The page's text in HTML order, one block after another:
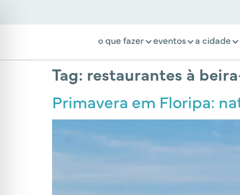
o que fazer eventos a cidade
Tag: restaurantes à
Primavera em Floripa: